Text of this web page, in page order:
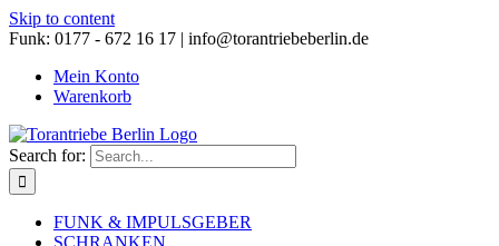
Skip to content
Funk: 0177 - 672 16 17 | info@torantriebeberlin.de
Mein Konto
Warenkorb
Search for:
FUNK & IMPULSGEBER
SCHRANKEN